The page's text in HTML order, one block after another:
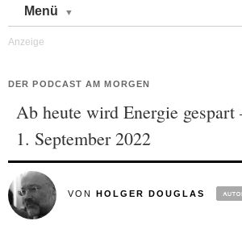
Menü
DER PODCAST AM MORGEN
Ab heute wird Energie gespart
1. September 2022
VON HOLGER DOUGLAS